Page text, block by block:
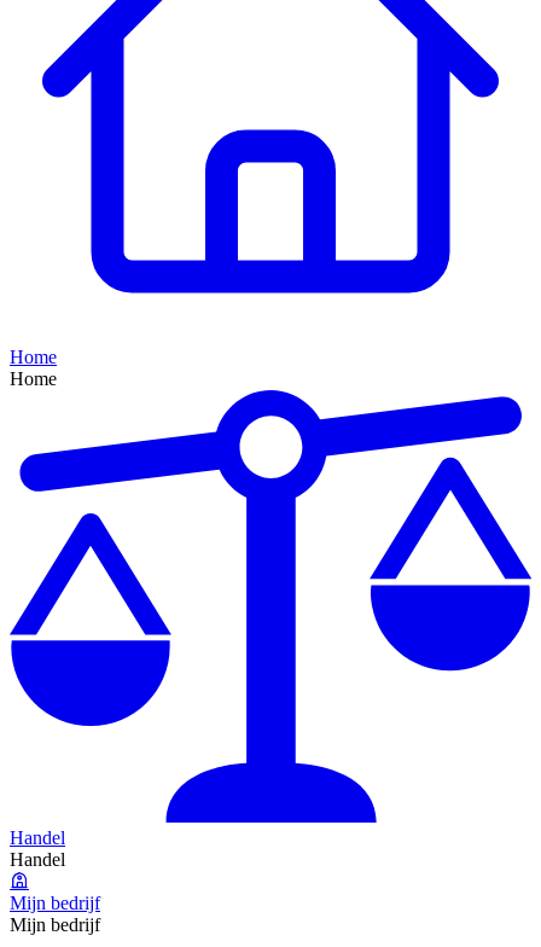
Home
Home
Handel
Handel
Mijn bedrijf
Mijn bedrijf